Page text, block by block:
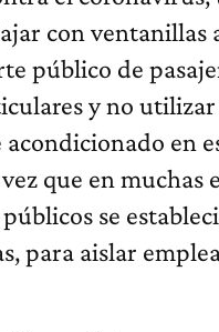
con ventanillas
público de
y no
en
que en muchas
se
para aislar